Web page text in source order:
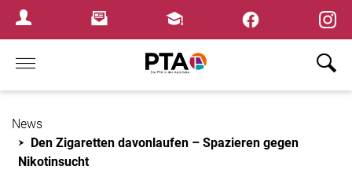
Login MenuNewsletterFortbildungen
Home
News
Den Zigaretten davonlaufen – Spazieren gegen
Nikotinsucht
×